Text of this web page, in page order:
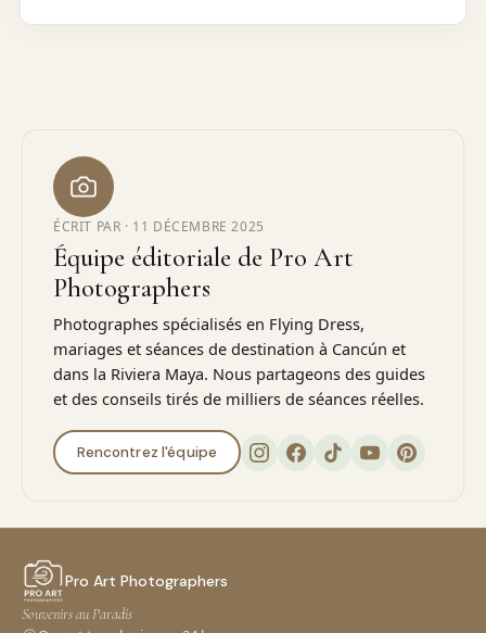
ÉCRIT PAR · 11 DÉCEMBRE 2025
Équipe éditoriale de Pro Art
Photographers
Photographes spécialisés en Flying Dress,
mariages et séances de destination à Cancún et
dans la Riviera Maya. Nous partageons des guides
et des conseils tirés de milliers de séances réelles.
Rencontrez l'équipe
Pro Art Photographers
Souvenirs au Paradis